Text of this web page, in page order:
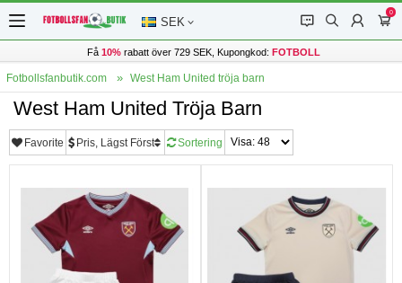
SEK 󰂱 󰂨 󰃳
0
󰃦
Få 10%rabatt över 729 SEK, Kupongkod: FOTBOLL
Fotbollsfanbutik.com West Ham United tröja barn
West Ham United Tröja Barn
Favorite Pris, Lägst Först Sortering